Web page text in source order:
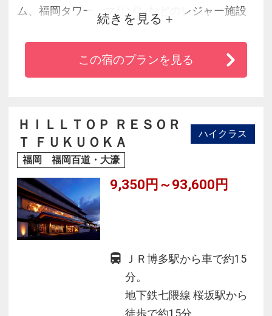
ム、福岡タワー、マリゾンなどのレジャー施設
から、福岡市博物館や福岡市総合図書館などの
知的スポットが点在するエリア！
◆ビジネスに、レジャーに、長期滞在にと、さ
続きを見る
この宿のプランを見る
ＨＩＬＬＴＯＰ ＲＥＳＯＲ
Ｔ ＦＵＫＵＯＫＡ
ハイクラス
福岡 福岡百道・大濠
9,350円～93,600円
ＪＲ博多駅から車で約15
分。
地下鉄七隈線 桜坂駅から